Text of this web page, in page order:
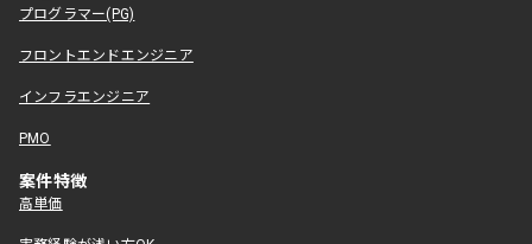
プログラマー(PG)
フロントエンドエンジニア
インフラエンジニア
PMO
案件特徴
高単価